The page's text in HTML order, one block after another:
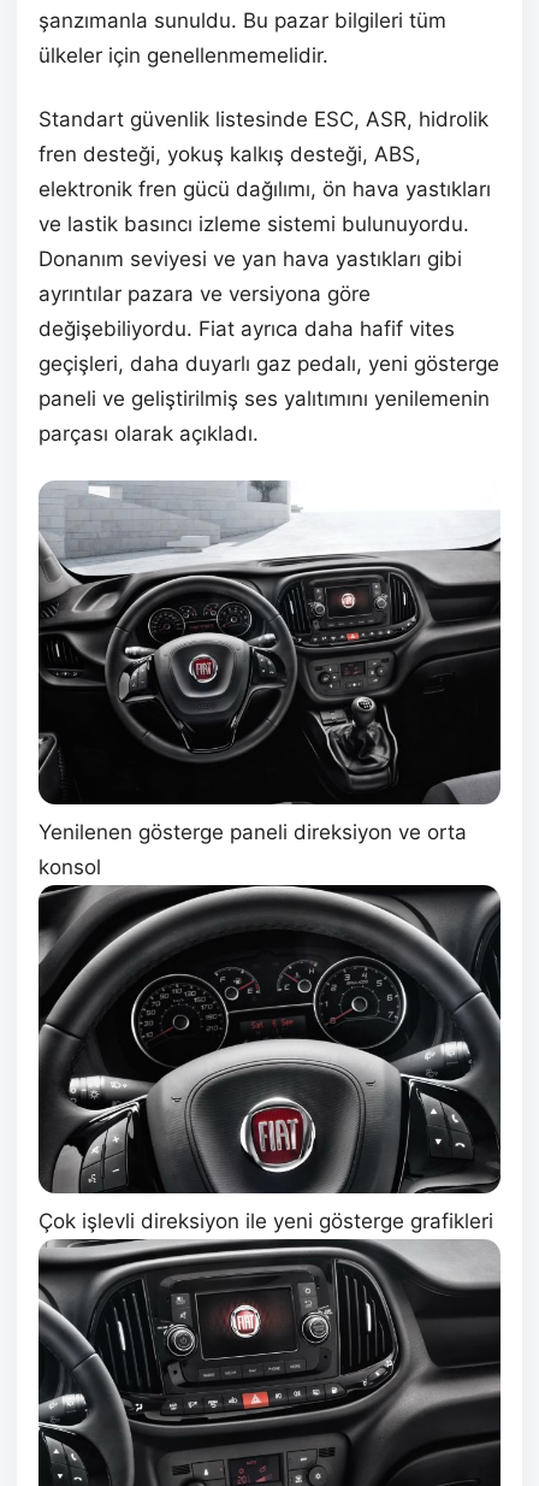
şanzımanla sunuldu. Bu pazar bilgileri tüm
ülkeler için genellenmemelidir.
Standart güvenlik listesinde ESC, ASR, hidrolik
fren desteği, yokuş kalkış desteği, ABS,
elektronik fren gücü dağılımı, ön hava yastıkları
ve lastik basıncı izleme sistemi bulunuyordu.
Donanım seviyesi ve yan hava yastıkları gibi
ayrıntılar pazara ve versiyona göre
değişebiliyordu. Fiat ayrıca daha hafif vites
geçişleri, daha duyarlı gaz pedalı, yeni gösterge
paneli ve geliştirilmiş ses yalıtımını yenilemenin
parçası olarak açıkladı.
Yenilenen gösterge paneli direksiyon ve orta
konsol
Çok işlevli direksiyon ile yeni gösterge grafikleri